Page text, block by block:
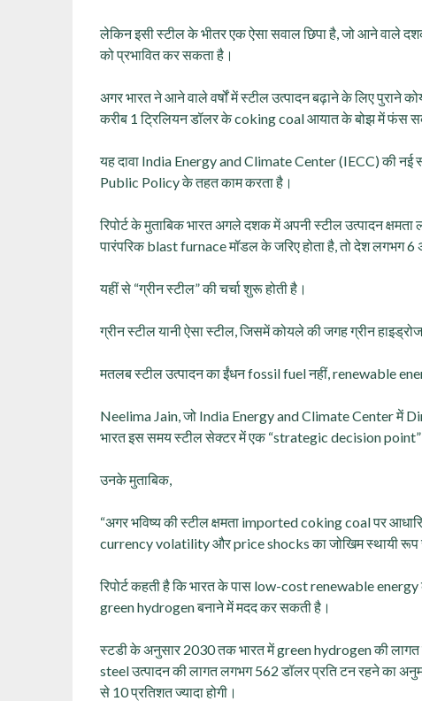
लेकिन इसी स्टील के भीतर एक ऐसा सवाल छिपा है, जो आने वाले
को प्रभावित कर सकता है।
अगर भारत ने आने वाले वर्षों में स्टील उत्पादन बढ़ाने के लिए पुराने
करीब 1 ट्रिलियन डॉलर के coking coal आयात के बोझ में फंस
यह दावा India Energy and Climate Center (IECC) की
Public Policy के तहत काम करता है।
रिपोर्ट के मुताबिक भारत अगले दशक में अपनी स्टील उत्पादन
पारंपरिक blast furnace मॉडल के जरिए होता है, तो देश लगभग
यहीं से “ग्रीन स्टील” की चर्चा शुरू होती है।
ग्रीन स्टील यानी ऐसा स्टील, जिसमें कोयले की जगह ग्रीन
मतलब स्टील उत्पादन का ईंधन fossil fuel नहीं, renewable
Neelima Jain, जो India Energy and Climate Center में
भारत इस समय स्टील सेक्टर में एक “strategic decision point”
उनके मुताबिक,
“अगर भविष्य की स्टील क्षमता imported coking coal पर
currency volatility और price shocks का जोखिम स्थायी रूप
रिपोर्ट कहती है कि भारत के पास low-cost renewable
green hydrogen बनाने में मदद कर सकती है।
स्टडी के अनुसार 2030 तक भारत में green hydrogen की
steel उत्पादन की लागत लगभग 562 डॉलर प्रति टन रहने का
से 10 प्रतिशत ज्यादा होगी।